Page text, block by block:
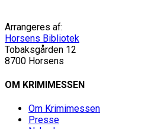
Arrangeres af:
Horsens Bibliotek
Tobaksgården 12
8700 Horsens
OM KRIMIMESSEN
Om Krimimessen
Presse